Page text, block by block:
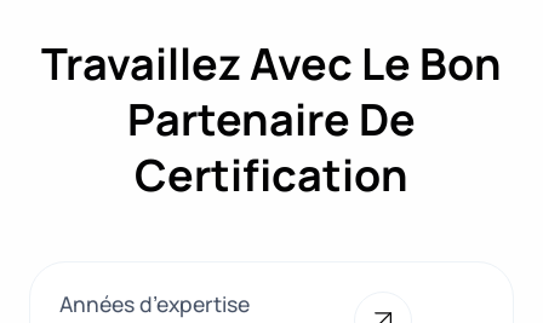
Travaillez Avec Le Bon
Partenaire De
Certification
Années d’expertise